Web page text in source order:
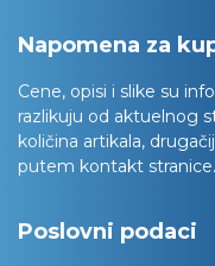
Napomena za
Cene, opisi i slike su
razlikuju od aktuelnog
količina artikala,
putem kontakt stranice.
Poslovni podaci